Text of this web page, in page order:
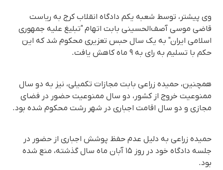
وی پیشتر، توسط شعبه یکم دادگاه انقلاب کرج به ریاست
قاضی موسی آصف‌‌الحسینی بابت اتهام "تبلیغ علیه جمهوری
اسلامی ایران" به یک سال حبس تعزیری محکوم شد که این
حکم با تسلیم به رای به ٩ ماه کاهش یافت.
همچنین، حمیده زراعی بابت مجازات تکمیلی، نیز به دو سال
ممنوعیت خروج از کشور، دو سال ممنوعیت حضور در فضای
مجازی و دو سال اقامت اجباری در شهر رشت محکوم شده بود.
حمیده زراعی به دلیل عدم حفظ پوشش اجباری از حضور در
جلسه دادگاه خود در روز ١۵ آبان ماه سال گذشته، منع شده
بود.